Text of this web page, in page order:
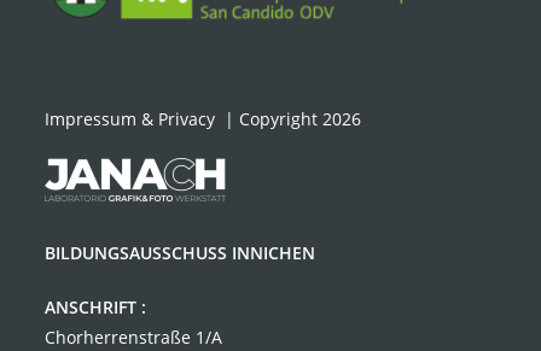
Impressum & Privacy | Copyright 2026
BILDUNGSAUSSCHUSS INNICHEN
ANSCHRIFT :
Chorherrenstraße 1/A